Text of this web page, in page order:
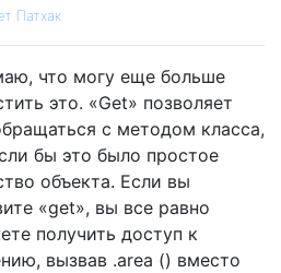
Патхак
что могу еще больше
это. «Get» позволяет
с методом класса,
бы это было простое
объекта. Если вы
«get», вы все равно
получить доступ к
вызвав .area () вместо